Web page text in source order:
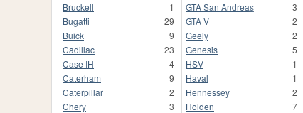
Bruckell
1
Bugatti
29
Buick
9
Cadillac
23
Case IH
4
Caterham
9
Caterpillar
2
Chery
3
GTA San Andreas
3
GTA V
2
Geely
2
Genesis
5
HSV
1
Haval
1
Hennessey
2
Holden
7